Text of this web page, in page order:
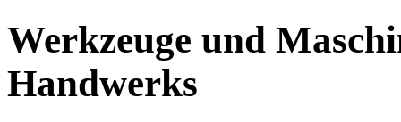
Werkzeuge und
Handwerks